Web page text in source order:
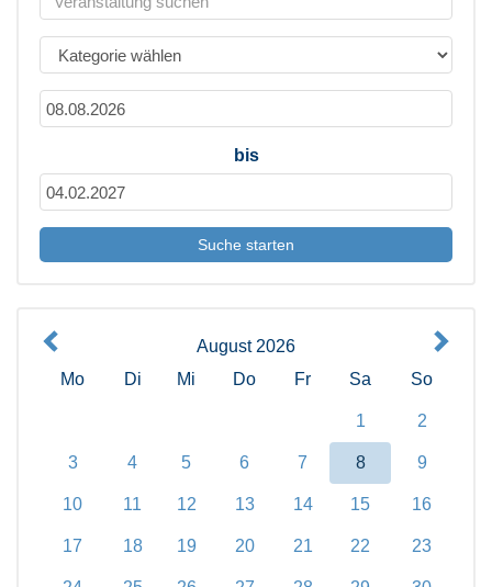
bis
August 2026
Mo
Di Mi Do Fr Sa So
1 2
3 4 5 6 7 8 9
10 11 12 13 14 15 16
17 18 19 20 21 22 23